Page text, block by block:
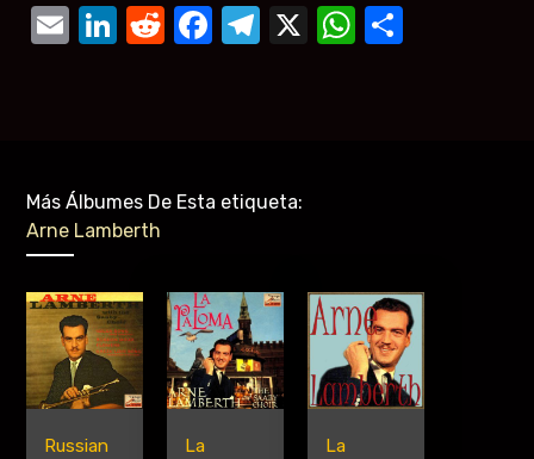
Email
LinkedIn
Reddit
Facebook
Telegram
X
Más Álbumes De Esta etiqueta:
Arne Lamberth
Russian
La
La